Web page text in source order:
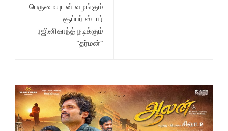
பெருமையுடன் வழங்கும்
சூப்பர் ஸ்டார்
ரஜினிகாந்த் நடிக்கும்
“தர்மன்”